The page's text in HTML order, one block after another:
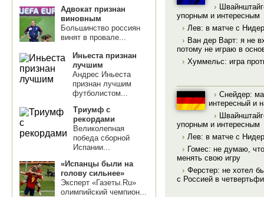
Адвокат признан
виновным
Большинство россиян
винят в провале...
Иньеста признан
лучшим
Андрес Иньеста
признан лучшим
футболистом...
Триумф с
рекордами
Великолепная
победа сборной
Испании...
«Испанцы были на
голову сильнее»
Эксперт «Газеты.Ru»
олимпийский чемпион...
›
упорным и интересным
› Лев: в матче с
› Ван дер Варт: я не
потому не играю в
› Хуммельс: игра
› Снейдер:
интересный и
›
упорным и интересным
› Лев: в матче с
› Гомес: не думаю,
менять свою игру
› Ферстер: не хотел
с Россией в